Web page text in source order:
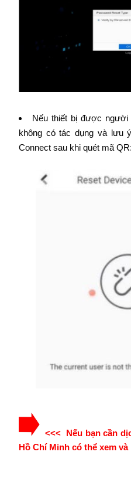
Nếu thiết bị được
không có tác dụng và lưu
Connect sau khi quét mã QR:
<<< Nếu bạn cần
Hồ Chí Minh có thể xem